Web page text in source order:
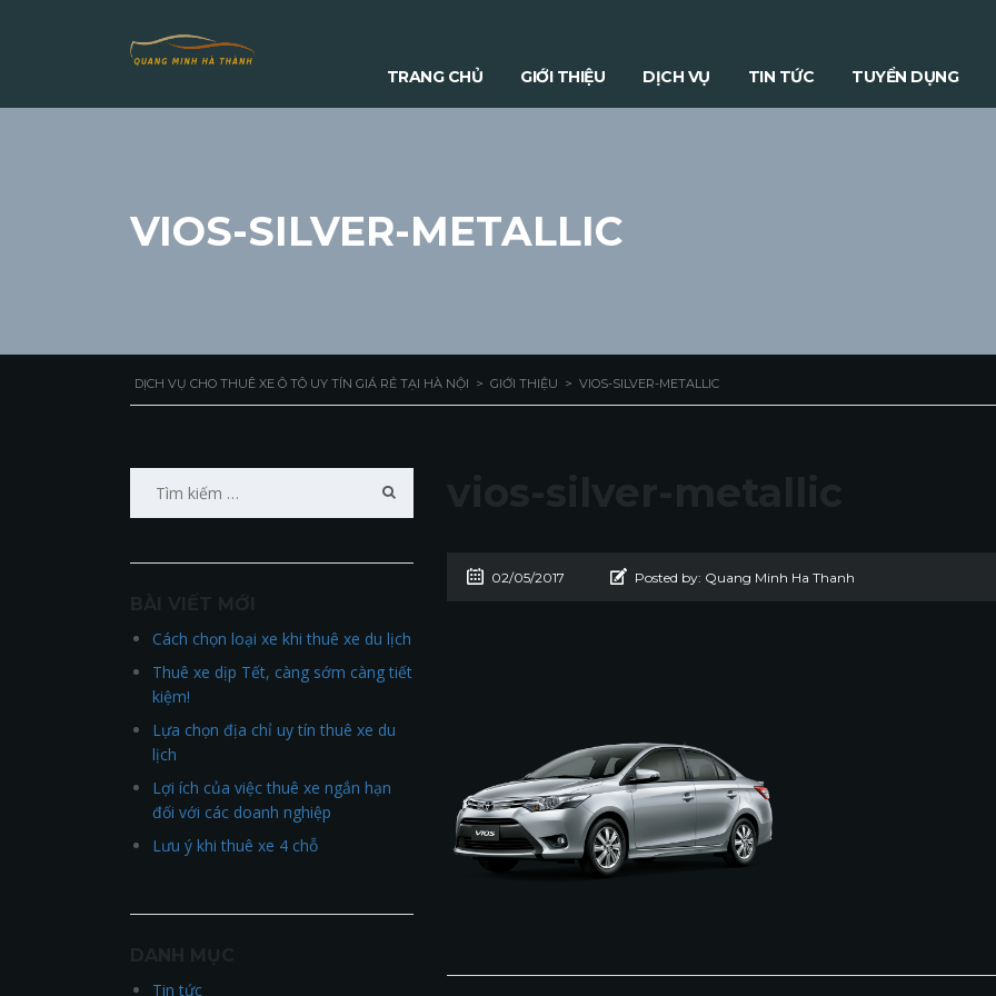
TRANG CHỦ GIỚI THIỆU DỊCH VỤ TIN TỨC TUYỂN DỤNG
VIOS-SILVER-METALLIC
DỊCH VỤ CHO THUÊ XE Ô TÔ UY TÍN GIÁ RẺ TẠI HÀ NỘI > GIỚI THIỆU > VIOS-SILVER-METALLIC
02/05/2017 Posted by: Quang Minh Ha Thanh
kiếm
Cách chọn loại xe khi thuê xe du lịch
Thuê xe dịp Tết, càng sớm càng tiết
kiệm!
Lựa chọn địa chỉ uy tín thuê xe du
lịch
Lợi ích của việc thuê xe ngắn hạn
đối với các doanh nghiệp
Lưu ý khi thuê xe 4 chỗ
Tin tức